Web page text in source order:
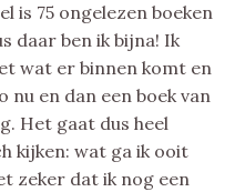
is 75 ongelezen boeken
daar ben ik bijna! Ik
wat er binnen komt en
nu en dan een boek van
Het gaat dus heel
kijken: wat ga ik ooit
zeker dat ik nog een